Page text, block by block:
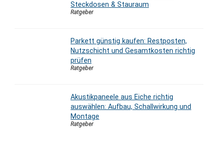
Steckdosen & Stauraum
Ratgeber
Parkett günstig kaufen: Restposten,
Nutzschicht und Gesamtkosten richtig
prüfen
Ratgeber
Akustikpaneele aus Eiche richtig
auswählen: Aufbau, Schallwirkung und
Montage
Ratgeber